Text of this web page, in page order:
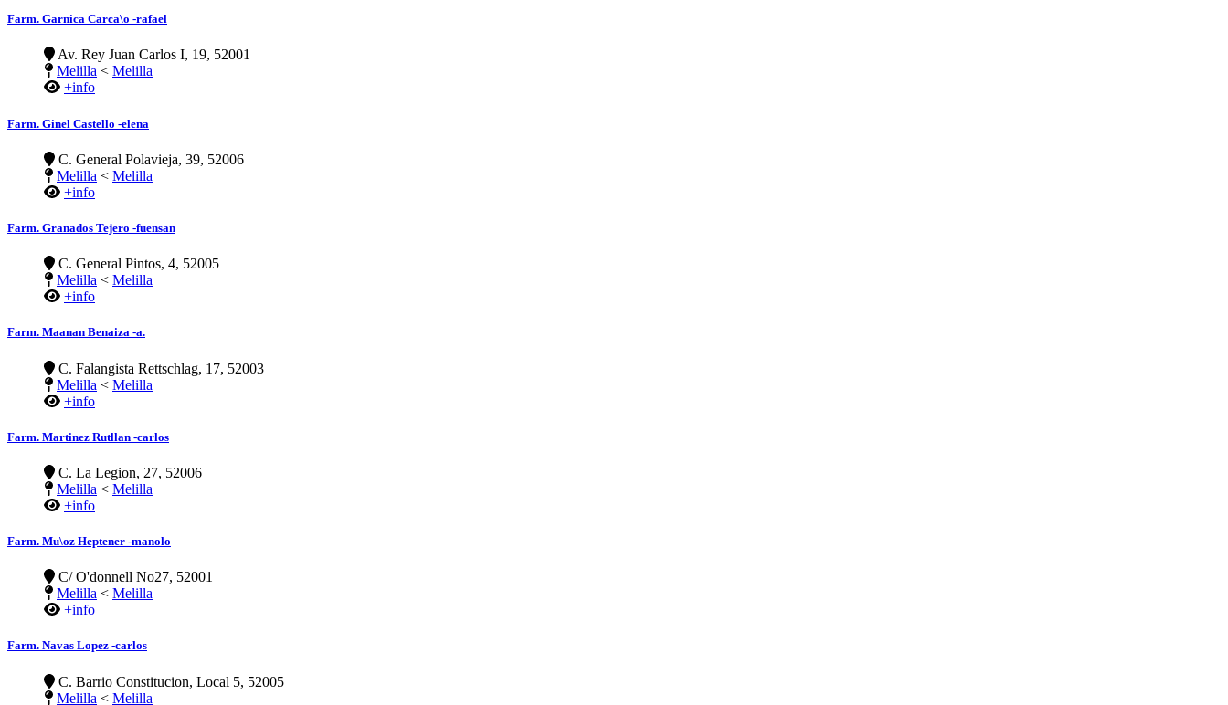
Farm. Garnica Carca\o -rafael
Av. Rey Juan Carlos I, 19, 52001
Melilla < Melilla
+info
Farm. Ginel Castello -elena
C. General Polavieja, 39, 52006
Melilla < Melilla
+info
Farm. Granados Tejero -fuensan
C. General Pintos, 4, 52005
Melilla < Melilla
+info
Farm. Maanan Benaiza -a.
C. Falangista Rettschlag, 17, 52003
Melilla < Melilla
+info
Farm. Martinez Rutllan -carlos
C. La Legion, 27, 52006
Melilla < Melilla
+info
Farm. Mu\oz Heptener -manolo
C/ O'donnell No27, 52001
Melilla < Melilla
+info
Farm. Navas Lopez -carlos
C. Barrio Constitucion, Local 5, 52005
Melilla < Melilla